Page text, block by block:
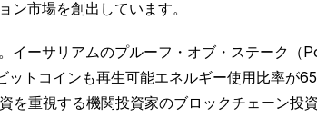
市場を創出しています。
イーサリアムのプルーフ・オブ・ステーク
トコインも再生可能エネルギー使用比率が
を重視する機関投資家のブロックチェーン